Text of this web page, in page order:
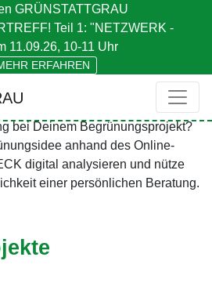
GRÜNSTATTGRAU
Teil 1: "NETZWERK -
11.09.26, 10-11 Uhr
ERFAHREN
GREENING CHECK
bei Deinem Begrünungsprojekt?
anhand des Online-
digital analysieren und nütze
einer persönlichen Beratung.